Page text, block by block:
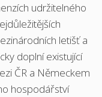
udržitelného
letišť a
doplní existující
ČR a Německem
hospodářství